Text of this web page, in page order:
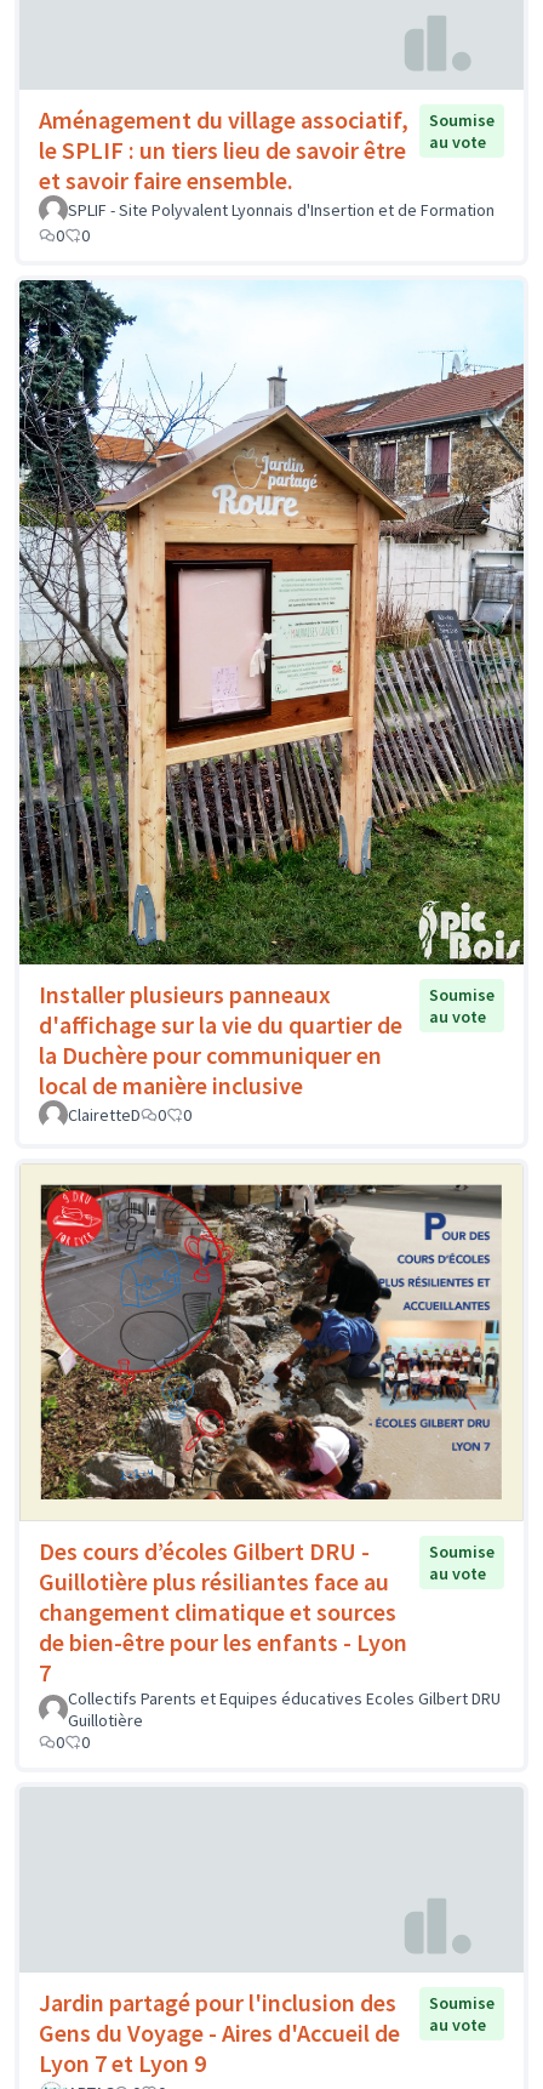
Aménagement du village associatif,
le SPLIF : un tiers lieu de savoir être
et savoir faire ensemble.
Soumise
au vote
SPLIF - Site Polyvalent Lyonnais d'Insertion et de Formation
0
0
Installer plusieurs panneaux
d'affichage sur la vie du quartier de
la Duchère pour communiquer en
local de manière inclusive
Soumise
au vote
ClairetteD 0 0
Des cours d’écoles Gilbert DRU -
Guillotière plus résiliantes face au
changement climatique et sources
de bien-être pour les enfants - Lyon
7
Soumise
au vote
Collectifs Parents et Equipes éducatives Ecoles Gilbert DRU
Guillotière
0
0
Jardin partagé pour l'inclusion des
Gens du Voyage - Aires d'Accueil de
Lyon 7 et Lyon 9
Soumise
au vote